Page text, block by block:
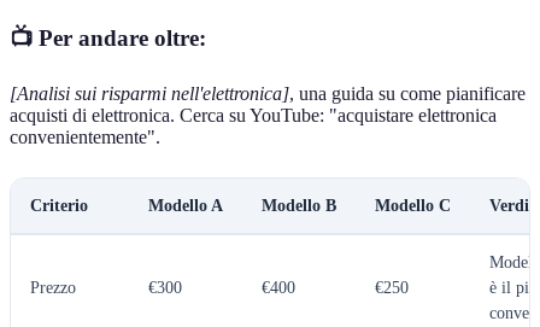
📺 Per andare oltre:
[Analisi sui risparmi nell'elettronica], una guida su come pianificare
acquisti di elettronica. Cerca su YouTube: "acquistare elettronica
convenientemente".
Criterio Modello A Modello B Modello C
Prezzo €300 €400 €250
è il più